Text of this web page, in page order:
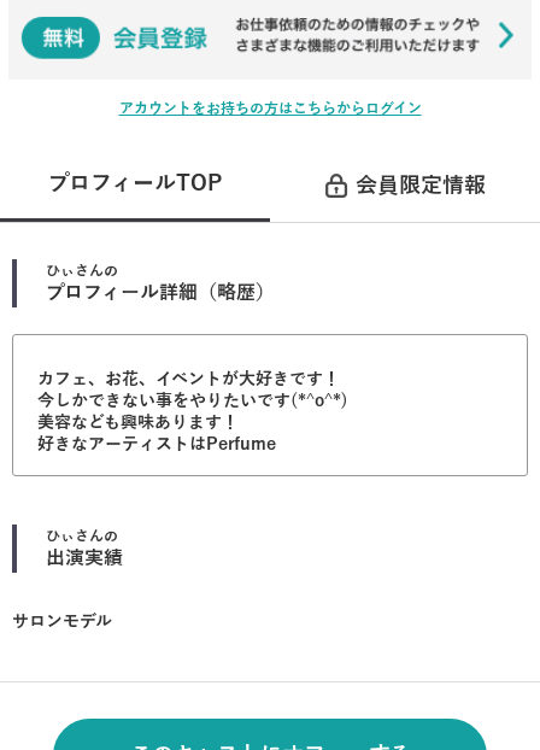
アカウントをお持ちの方はこちらからログイン
プロフィールTOP 会員限定情報
ひぃ さんの
プロフィール詳細（略歴）
カフェ、お花、イベントが大好きです！
今しかできない事をやりたいです(*^o^*)
美容なども興味あります！
好きなアーティストはPerfume
ひぃ さんの
出演実績
サロンモデル